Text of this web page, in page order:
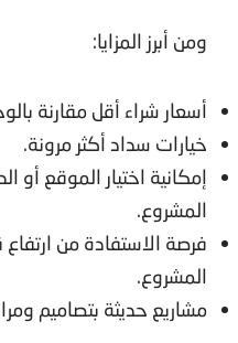
ومن أبرز المزايا:
أسعار شراء أقل مقارنة
خيارات سداد أكثر مرونة.
إمكانية اختيار الموقع أو
المشروع.
فرصة الاستفادة من ارتفاع
المشروع.
مشاريع حديثة بتصاميم